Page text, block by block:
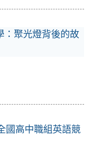
：聚光燈背後的故
國高中職組英語競